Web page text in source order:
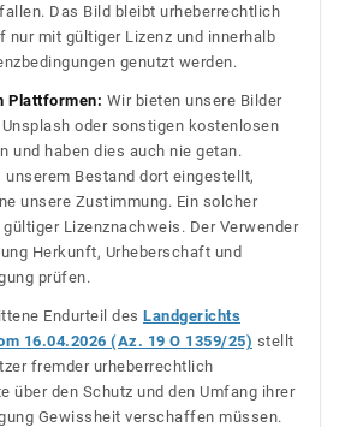
Das Bild bleibt urheberrechtlich
nur mit gültiger Lizenz und innerhalb
genutzt werden.
Plattformen: Wir bieten unsere Bilder
oder sonstigen kostenlosen
und haben dies auch nie getan.
unserem Bestand dort eingestellt,
unsere Zustimmung. Ein solcher
Lizenznachweis. Der Verwender
Herkunft, Urheberschaft und
prüfen.
Endurteil des Landgerichts
16.04.2026 (Az. 19 O 1359/25) stellt
fremder urheberrechtlich
über den Schutz und den Umfang ihrer
Gewissheit verschaffen müssen.